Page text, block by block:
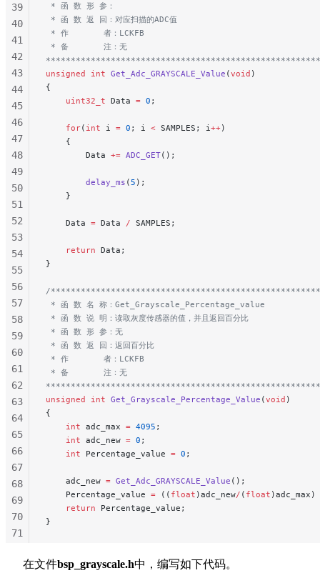
* 函 数 形 参：
* 函 数 返 回：对应扫描的ADC值
* 作       者：LCKFB
* 备       注：无
unsigned
int Get_Adc_GRAYSCALE_Value (void )
{
    uint32_t
Data = 0 ;
    for
( int i = 0 ; i < SAMPLES; i++)
    {
        Data
+= ADC_GET();
        delay_ms
(5 );
    }
    Data
= Data / SAMPLES;
    return
Data;
}
/
* 函 数 名 称：Get_Grayscale_Percentage_value
* 函 数 说 明：读取灰度传感器的值，并且返回百分比
* 函 数 形 参：无
* 函 数 返 回：返回百分比
* 作       者：LCKFB
* 备       注：无
unsigned
int Get_Grayscale_Percentage_Value (void )
{
    int
adc_max = 4095 ;
    int
adc_new = 0 ;
    int
Percentage_value = 0 ;
    adc_new
= Get_Adc_GRAYSCALE_Value ();
    Percentage_value
= (( float )adc_new/ ( float )adc_max)
    return
Percentage_value;
}
39
40
41
42
43
44
45
46
47
48
49
50
51
52
53
54
55
56
57
58
59
60
61
62
63
64
65
66
67
68
69
70
71
在文件bsp_grayscale.h中，编写如下代码。